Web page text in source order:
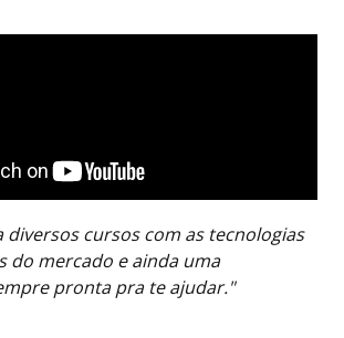
diversos cursos com as tecnologias
do mercado e ainda uma
pronta pra te ajudar."